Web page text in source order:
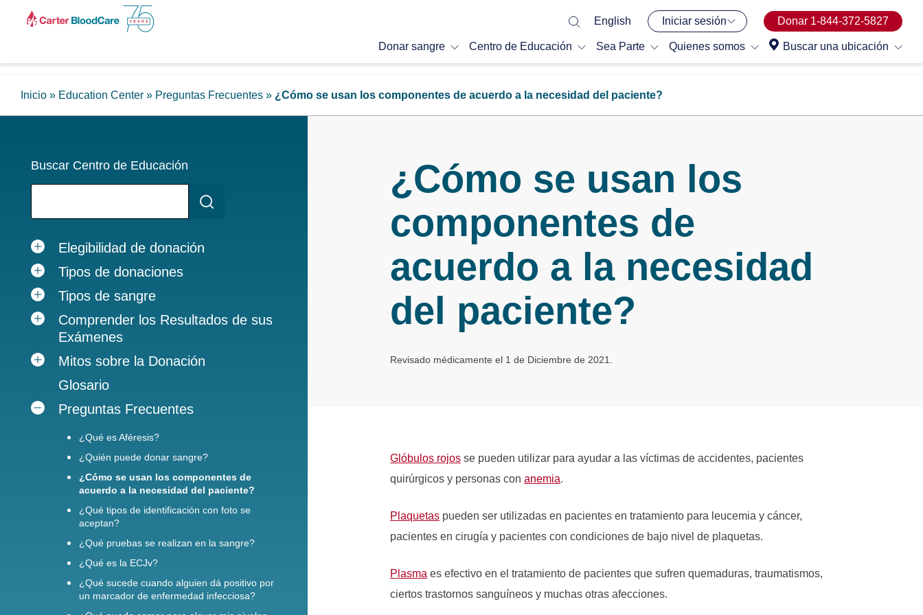
Donar sangre Centro de Educación Sea Parte Quienes somos Buscar una ubicación
English Iniciar sesión Donar 1-844-372-5827
Inicio » Education Center » Preguntas Frecuentes » ¿Cómo se usan los componentes de acuerdo a la necesidad del paciente?
Buscar Centro de Educación
Elegibilidad de donación
Tipos de donaciones
Tipos de sangre
Comprender los Resultados de sus
Exámenes
Mitos sobre la Donación
Glosario
Preguntas Frecuentes
¿Qué es Aféresis?
¿Quién puede donar sangre?
¿Cómo se usan los componentes de
acuerdo a la necesidad del paciente?
¿Qué tipos de identificación con foto se
aceptan?
¿Qué pruebas se realizan en la sangre?
¿Qué es la ECJv?
¿Qué sucede cuando alguien dá positivo por
un marcador de enfermedad infecciosa?
¿Cómo se usan los
componentes de
acuerdo a la necesidad
del paciente?
Revisado médicamente el 1 de Diciembre de 2021.
Glóbulos rojos se pueden utilizar para ayudar a las víctimas de accidentes, pacientes
quirúrgicos y personas con anemia.
Plaquetas pueden ser utilizadas en pacientes en tratamiento para leucemia y cáncer,
pacientes en cirugía y pacientes con condiciones de bajo nivel de plaquetas.
Plasma es efectivo en el tratamiento de pacientes que sufren quemaduras, traumatismos,
ciertos trastornos sanguíneos y muchas otras afecciones.